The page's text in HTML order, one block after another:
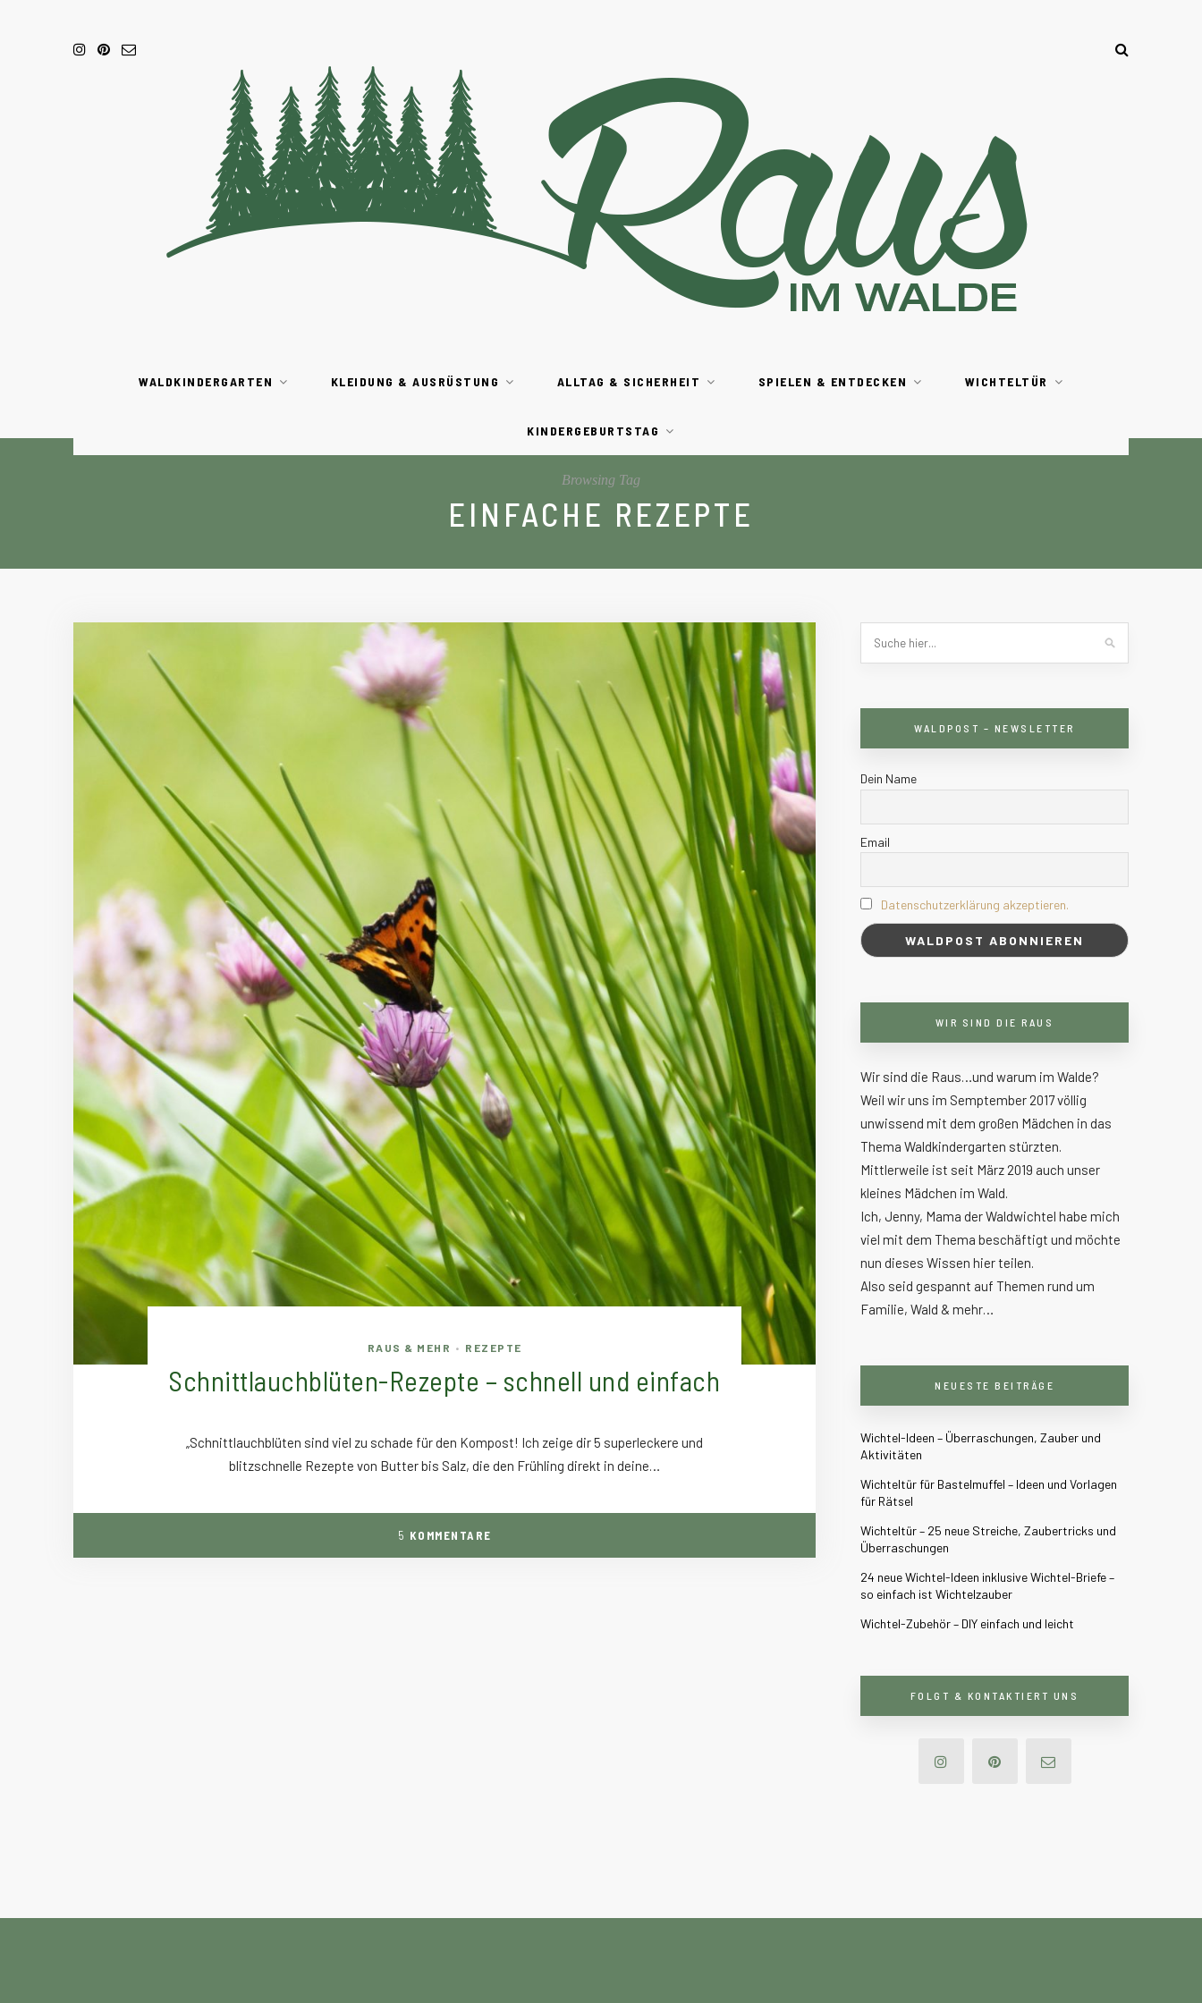
WALDKINDERGARTEN KLEIDUNG & AUSRÜSTUNG ALLTAG & SICHERHEIT SPIELEN & ENTDECKEN WICHTELTÜR
KINDERGEBURTSTAG
Browsing Tag
EINFACHE REZEPTE
RAUS & MEHR • REZEPTE
Schnittlauchblüten-Rezepte – schnell und einfach
„Schnittlauchblüten sind viel zu schade für den Kompost! Ich zeige dir 5 superleckere und
blitzschnelle Rezepte von Butter bis Salz, die den Frühling direkt in deine…
5 KOMMENTARE
WALDPOST – NEWSLETTER
Dein Name
Email
Datenschutzerklärung akzeptieren.
WIR SIND DIE RAUS
Wir sind die Raus…und warum im Walde?
Weil wir uns im Semptember 2017 völlig
unwissend mit dem großen Mädchen in das
Thema Waldkindergarten stürzten.
Mittlerweile ist seit März 2019 auch unser
kleines Mädchen im Wald.
Ich, Jenny, Mama der Waldwichtel habe mich
viel mit dem Thema beschäftigt und möchte
nun dieses Wissen hier teilen.
Also seid gespannt auf Themen rund um
Familie, Wald & mehr…
NEUESTE BEITRÄGE
Wichtel-Ideen – Überraschungen, Zauber und
Aktivitäten
Wichteltür für Bastelmuffel – Ideen und Vorlagen
für Rätsel
Wichteltür – 25 neue Streiche, Zaubertricks und
Überraschungen
24 neue Wichtel-Ideen inklusive Wichtel-Briefe –
so einfach ist Wichtelzauber
Wichtel-Zubehör – DIY einfach und leicht
FOLGT & KONTAKTIERT UNS